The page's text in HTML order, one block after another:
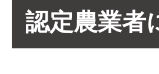
認定農業者